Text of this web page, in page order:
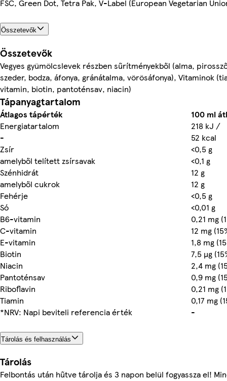
FSC, Green Dot, Tetra Pak, V-Label (European Vegetarian
Összetevők
Összetevők
Vegyes gyümölcslevek részben sűrítményekből (alma,
szeder, bodza, áfonya, gránátalma, vörösáfonya), Vitaminok
vitamin, biotin, pantoténsav, niacin)
Tápanyagtartalom
Átlagos tápérték
100 ml
Energiatartalom
218 kJ /
-
52 kcal
Zsír
<0,5 g
amelyből telített zsírsavak
<0,1 g
Szénhidrát
12 g
amelyből cukrok
12 g
Fehérje
<0,5 g
Só
<0,01 g
B6-vitamin
0,21 mg
C-vitamin
12 mg
E-vitamin
1,8 mg
Biotin
7,5 µg
Niacin
2,4 mg
Pantoténsav
0,9 mg
Riboflavin
0,21 mg
Tiamin
0,17 mg
*NRV: Napi beviteli referencia érték
-
Tárolás és felhasználás
Tárolás
Felbontás után hűtve tárolja és 3 napon belül fogyassza el!